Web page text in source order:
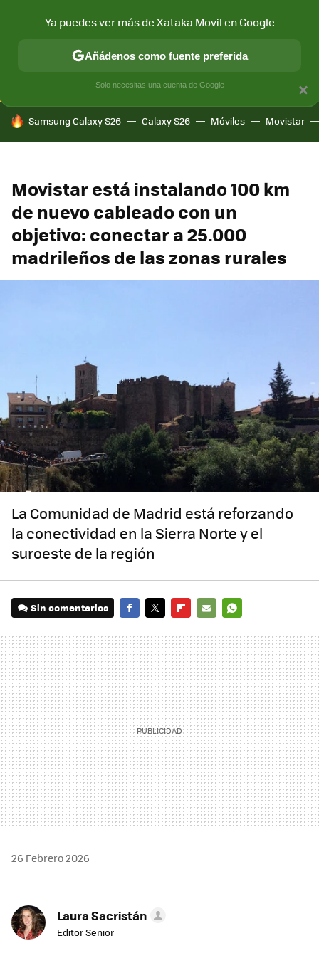
CONECTIVIDAD MÓVIL Y SOCIEDAD APLICACIONES
HOY SE HABLA DE
Samsung Galaxy S26 Galaxy S26 Móviles Movistar
Movistar está instalando 100 km
de nuevo cableado con un
objetivo: conectar a 25.000
madrileños de las zonas rurales
La Comunidad de Madrid está reforzando
la conectividad en la Sierra Norte y el
suroeste de la región
Sin comentarios
MAIL
26 Febrero 2026
Laura Sacristán
Editor Senior
×
Ya puedes ver más de Xataka Movil en Google
Añádenos como fuente preferida
Solo necesitas una cuenta de Google